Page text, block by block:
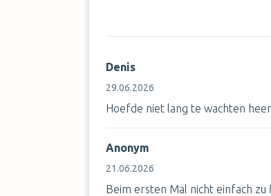
Denis
29.06.2026
Hoefde niet lang te wachten
Anonym
21.06.2026
Beim ersten Mal nicht einfach zu